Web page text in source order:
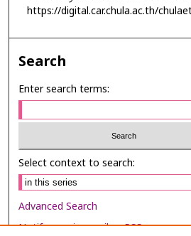
https://digital.car.chula.ac.th/
Search
Enter search terms:
Select context to search:
Advanced Search
Notify me via email orRSS